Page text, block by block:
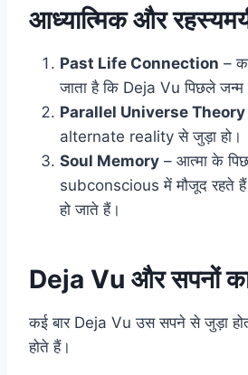
आध्यात्मिक और
Past Life Connection –
जाता है कि Deja Vu पिछले जन्म
Parallel Universe Theory
alternate reality से जुड़ा हो।
Soul Memory – आत्मा के
subconscious में मौजूद रहते
हो जाते हैं।
Deja Vu और सपनों
कई बार Deja Vu उस सपने से जुड़ा
होते हैं।